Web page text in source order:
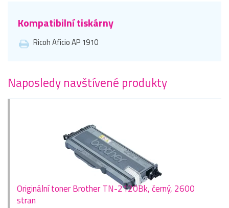
Kompatibilní tiskárny
Ricoh Aficio AP 1910
Naposledy navštívené produkty
Originální toner Brother TN-2120Bk, černý, 2600
stran